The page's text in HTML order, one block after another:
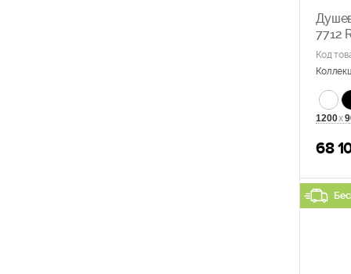
7712
Код
1200х
68